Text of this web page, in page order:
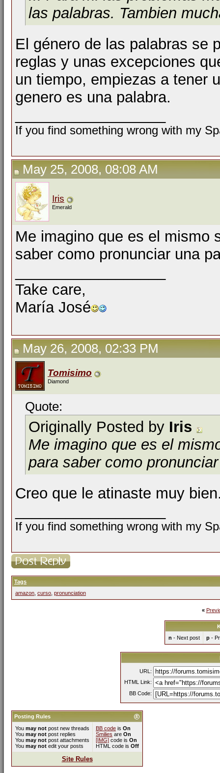
las palabras. Tambien
El género de las palabras se
reglas y unas excepciones
un tiempo, empiezas a tener
genero es una palabra.
If you find something wrong with my
May 25, 2008, 08:08 AM
Iris
Emerald
Me imagino que es el mismo
saber como pronunciar una
Take care,
María José
May 26, 2008, 02:33 PM
Tomisimo
Diamond
Quote:
Originally Posted by Iris
Me imagino que es el
para saber como
Creo que le atinaste muy
If you find something wrong with my
Tags
amazon curso pronunciation
«
n - Next post p-
URL:
HTML Link:
BB Code:
Posting Rules
You may not post new threads
You may not post replies
You may not post attachments
You may not edit your posts
BB code is On
Smilies are On
[IMG] code is On
HTML code is Off
Site Rules